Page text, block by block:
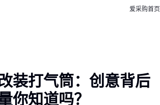
爱采购首页
装打气筒：创意背后
你知道吗？